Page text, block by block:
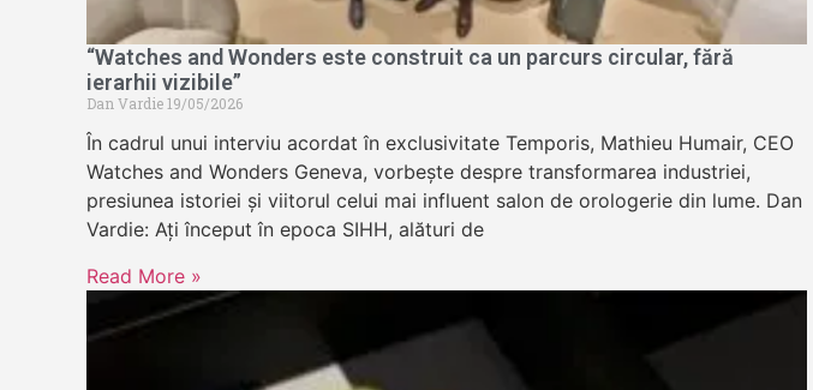
“Watches and Wonders este construit ca un parcurs circular, fără
ierarhii vizibile”
Dan Vardie19/05/2026
În cadrul unui interviu acordat în exclusivitate Temporis, Mathieu Humair, CEO
Watches and Wonders Geneva, vorbește despre transformarea industriei,
presiunea istoriei și viitorul celui mai influent salon de orologerie din lume. Dan
Vardie: Ați început în epoca SIHH, alături de
Read More »